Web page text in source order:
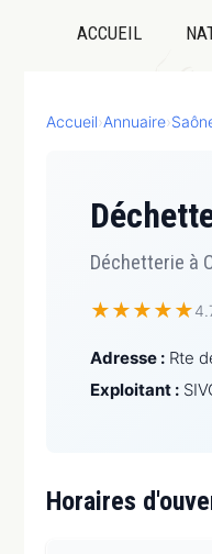
ACCUEIL
Accueil›Annuaire›
Déchetterie à
★★★★★
Adresse : Rte
Exploitant :
Horaires